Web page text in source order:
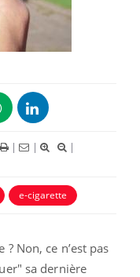
| |
|
e-cigarette
Non, ce n’est pas
sa dernière